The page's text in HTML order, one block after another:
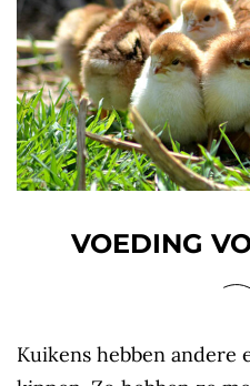
VOEDING
Kuikens hebben andere